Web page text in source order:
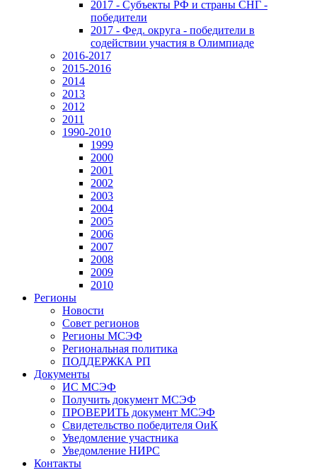
2017 - Субъекты РФ и страны СНГ -
победители
2017 - Фед. округа - победители в
содействии участия в Олимпиаде
2016-2017
2015-2016
2014
2013
2012
2011
1990-2010
1999
2000
2001
2002
2003
2004
2005
2006
2007
2008
2009
2010
Регионы
Новости
Совет регионов
Регионы МСЭФ
Региональная политика
ПОДДЕРЖКА РП
Документы
ИС МСЭФ
Получить документ МСЭФ
ПРОВЕРИТЬ документ МСЭФ
Свидетельство победителя ОиК
Уведомление участника
Уведомление НИРС
Контакты